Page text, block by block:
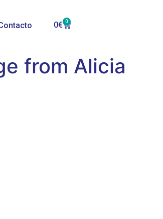
0€ 0
from Alicia